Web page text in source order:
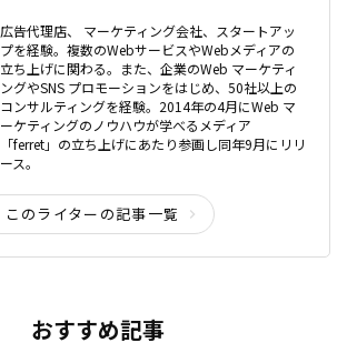
広告代理店、 マーケティング会社、スタートアッ
プを経験。複数のWebサービスやWebメディアの
立ち上げに関わる。また、企業のWeb マーケティ
ングやSNS プロモーションをはじめ、50社以上の
コンサルティングを経験。2014年の4月にWeb マ
ーケティングのノウハウが学べるメディア
「ferret」の立ち上げにあたり参画し同年9月にリリ
ース。
このライターの記事一覧
おすすめ記事